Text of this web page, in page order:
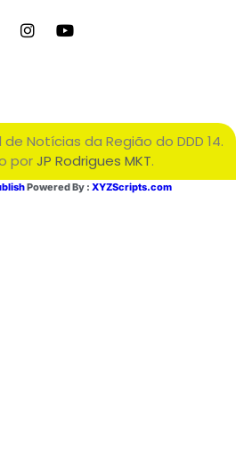
Notícias da Região do DDD 14.
porJP Rodrigues MKT.
Powered By : XYZScripts.com